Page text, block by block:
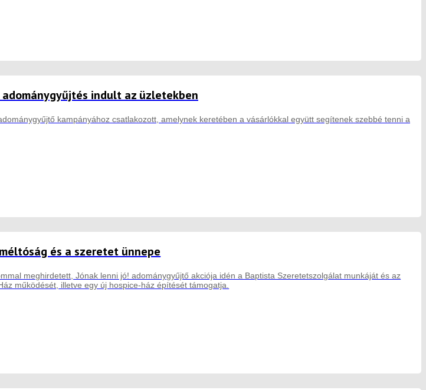
indult az üzletekben
kampányához csatlakozott, amelynek keretében a vásárlókkal együtt segítenek szebbé tenni a
és a szeretet ünnepe
meghirdetett, Jónak lenni jó! adománygyűjtő akciója idén a Baptista Szeretetszolgálat munkáját és az
működését, illetve egy új hospice-ház építését támogatja.